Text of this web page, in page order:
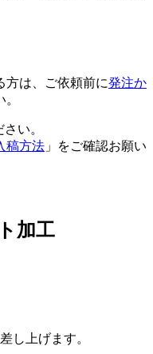
方は、ご依頼前に発注か
い。
稿方法 」をご確認お願い
加工
し上げます。